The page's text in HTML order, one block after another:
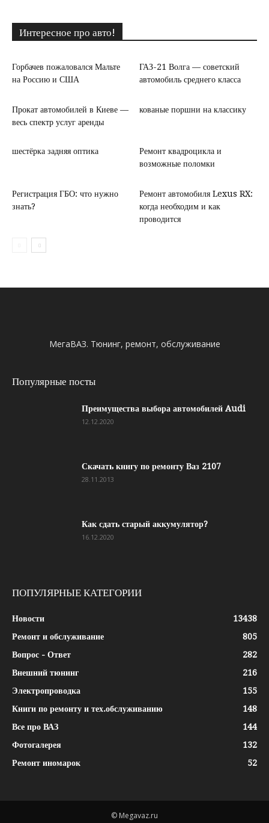
Интересное про авто!
Горбачев пожаловался Мальте
на Россию и США
ГАЗ-21 Волга — советский
автомобиль среднего класса
Прокат автомобилей в Киеве —
весь спектр услуг аренды
кованые поршни на классику
шестёрка задняя оптика
Ремонт квадроцикла и
возможные поломки
Регистрация ГБО: что нужно
знать?
Ремонт автомобиля Lexus RX:
когда необходим и как
проводится
МегаВАЗ. Тюнинг, ремонт, обслуживание
Популярные посты
Преимущества выбора автомобилей Audi
12.12.2020
Скачать книгу по ремонту Ваз 2107
28.11.2013
Как сдать старый аккумулятор?
16.12.2020
ПОПУЛЯРНЫЕ КАТЕГОРИИ
Новости
13438
Ремонт и обслуживание
805
Вопрос - Ответ
282
Внешний тюнинг
216
Электропроводка
155
Книги по ремонту и тех.обслуживанию
148
Все про ВАЗ
144
Фотогалерея
132
Ремонт иномарок
52
© Megavaz.ru